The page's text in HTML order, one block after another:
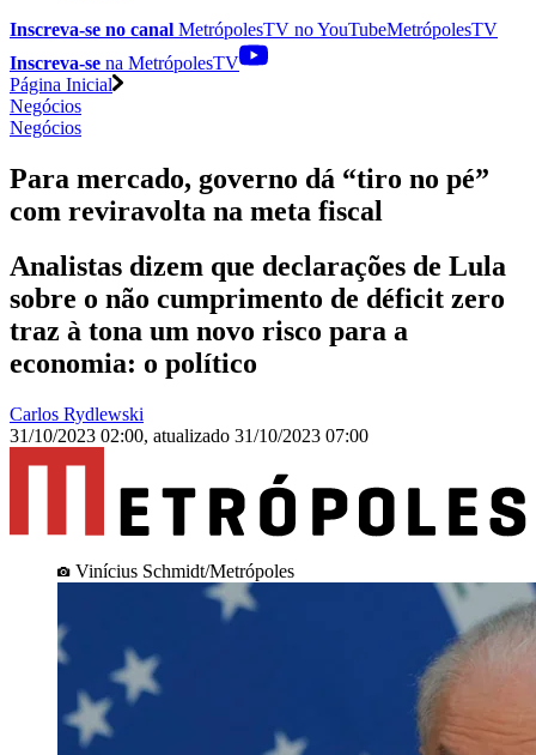
Inscreva-se no canal MetrópolesTV noYouTubeMetrópolesTV
Inscreva-se na MetrópolesTV
Página Inicial
Negócios
Negócios
Para mercado, governo dá “tiro no pé”
com reviravolta na meta fiscal
Analistas dizem que declarações de Lula
sobre o não cumprimento de déficit zero
traz à tona um novo risco para a
economia: o político
Carlos Rydlewski
31/10/2023 02:00, atualizado 31/10/2023 07:00
Vinícius Schmidt/Metrópoles